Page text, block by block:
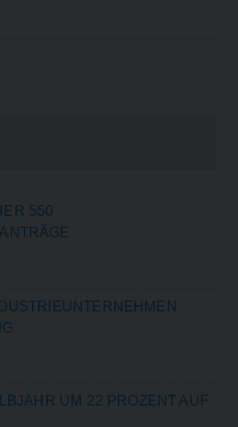
550
UM 22 PROZENT AUF